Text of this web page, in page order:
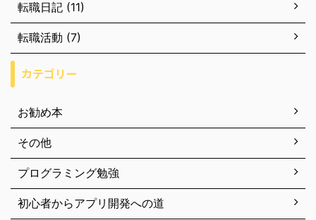
転職日記 (11)
転職活動 (7)
カテゴリー
お勧め本
その他
プログラミング勉強
初心者からアプリ開発への道